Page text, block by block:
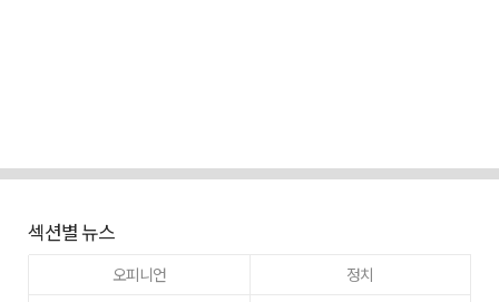
섹션별 뉴스
오피니언
정치